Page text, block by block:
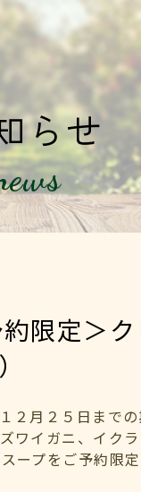
らせ
約限定＞
２月２５日まで
ワイガニ、イク
ープをご予約限